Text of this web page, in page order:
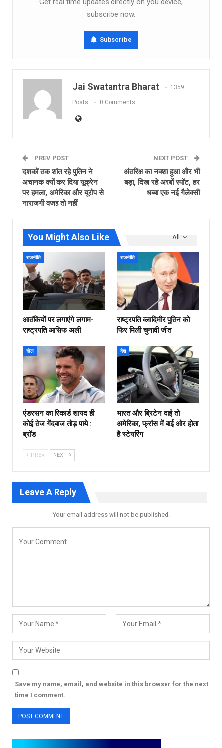
subscribe now.
Subscribe
Jai Swatantra Bharat 1359
Posts 0 Comments
PREV POST
दशकों तक शांत रहे पुतिन ने
अचानक क्‍यों कर दिया यूक्रेन
पर हमला, अमेरिका और यूरोप से
नाराजगी वजह तो नहीं
NEXT POST
अंतरिक्ष का नक्शा हुआ और भी
बड़ा, दिख रहे अरबों स्पॉट, हर
धब्बा एक नई गैलेक्सी
All
You Might Also Like
राजनीति
आतंकियों पर लगाएंगे लगाम-
राष्ट्रपति आसिफ अली
राजनीति
राष्ट्रपति व्लादिमीर पुतिन को
फिर मिली चुनावी जीत
खेल
एंडरसन का रिकार्ड शायद ही
कोई तेज गेंदबाज तोड़ पाये :
ब्रॉड
देश
भारत और ब्रिटेन दाई तो
अमेरिका, फ्रांस में बाई ओर होता
है स्टेयरिंग
PREV NEXT
Leave A Reply
Your email address will not be published.
Save my name, email, and website in this browser for the next
time I comment.